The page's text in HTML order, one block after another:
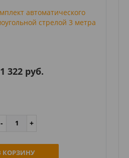
автоматического
стрелой 3 метра
322 руб.
КОРЗИНУ